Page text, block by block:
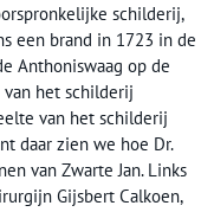
schilderij,
een brand in 1723 in de
Anthoniswaag op de
het schilderij
van het schilderij
daar zien we hoe Dr.
van Zwarte Jan. Links
Gijsbert Calkoen,